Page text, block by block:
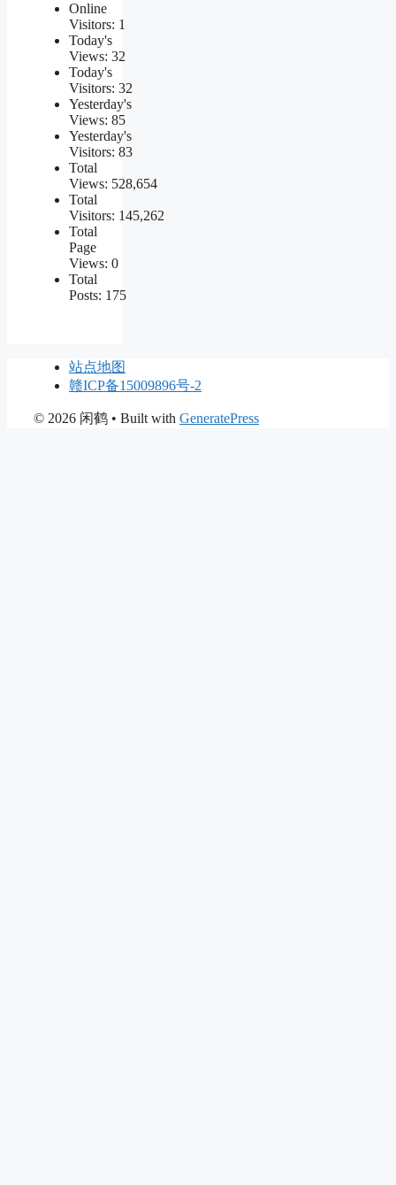
Online
Visitors: 1
Today's
Views: 32
Today's
Visitors: 32
Yesterday's
Views: 85
Yesterday's
Visitors: 83
Total
Views: 528,654
Total
Visitors: 145,262
Total
Page
Views: 0
Total
Posts: 175
站点地图
赣ICP备15009896号-2
© 2026 闲鹤 • Built with GeneratePress